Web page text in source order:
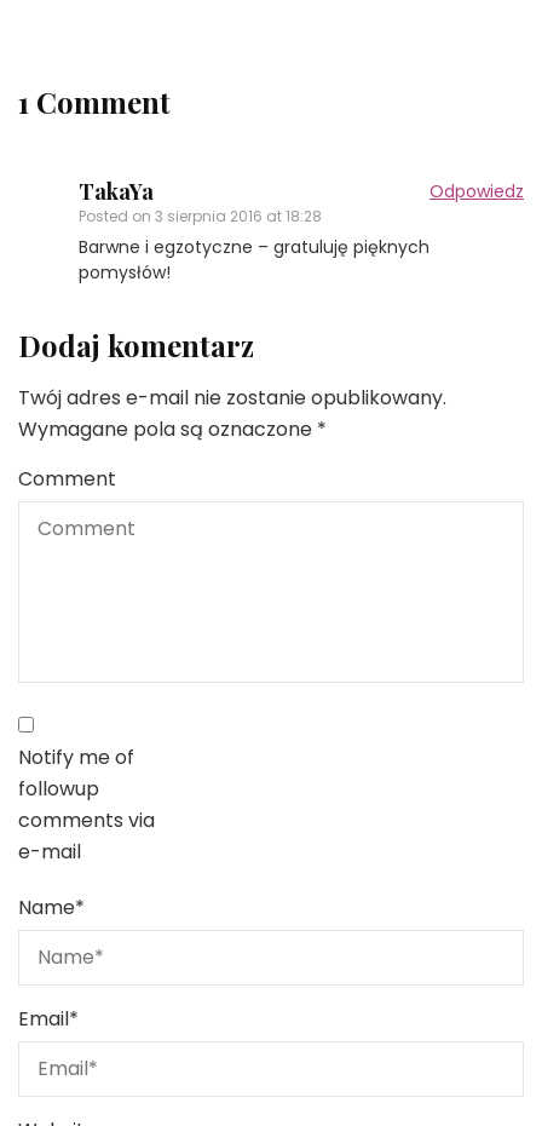
1 Comment
TakaYa
Posted on 3 sierpnia 2016 at 18:28
Odpowiedz
Barwne i egzotyczne – gratuluję pięknych
pomysłów!
Dodaj komentarz
Twój adres e-mail nie zostanie opublikowany.
Wymagane pola są oznaczone *
Comment
Notify me of
followup
comments via
e-mail
Name*
Email*